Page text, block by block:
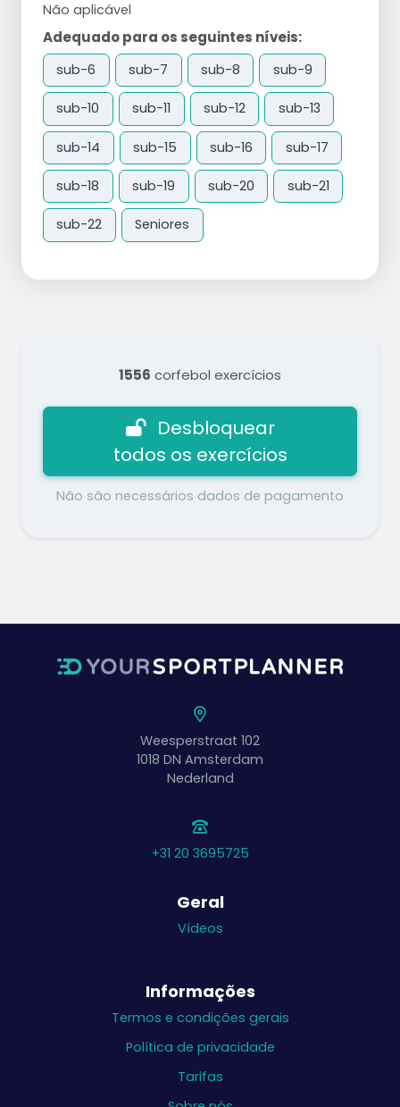
Não aplicável
Adequado para os seguintes níveis:
sub-6 sub-7 sub-8 sub-9
sub-10 sub-11 sub-12 sub-13
sub-14 sub-15 sub-16 sub-17
sub-18 sub-19 sub-20 sub-21
sub-22 Seniores
1556 corfebol exercícios
Desbloquear
todos os exercícios
Não são necessários dados de pagamento
Weesperstraat 102
1018 DN Amsterdam
Nederland
+31 20 3695725
Geral
Vídeos
Informações
Termos e condições gerais
Política de privacidade
Tarifas